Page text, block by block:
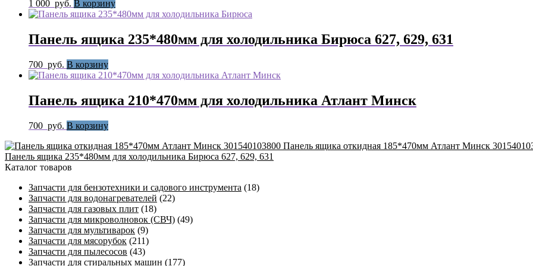
1 000 руб. В корзину
Панель ящика 235*480мм для холодильника Бирюса 627, 629, 631
700 руб. В корзину
Панель ящика 210*470мм для холодильника Атлант Минск
700 руб. В корзину
Панель ящика откидная 185*470мм Атлант Минск
Панель ящика 235*480мм для холодильника Бирюса 627, 629, 631
Каталог товаров
Запчасти для бензотехники и садового инструмента (18)
Запчасти для водонагревателей (22)
Запчасти для газовых плит (18)
Запчасти для микроволновок (СВЧ) (49)
Запчасти для мультиварок (9)
Запчасти для мясорубок (211)
Запчасти для пылесосов (43)
Запчасти для стиральных машин (177)